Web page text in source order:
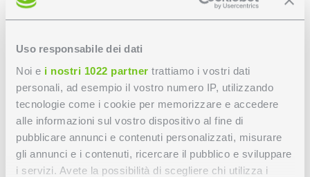
Uso responsabile dei dati
Noi e i nostri 1022 partner trattiamo i vostri dati
personali, ad esempio il vostro numero IP, utilizzando
tecnologie come i cookie per memorizzare e accedere
alle informazioni sul vostro dispositivo al fine di
pubblicare annunci e contenuti personalizzati, misurare
gli annunci e i contenuti, ricercare il pubblico e sviluppare
i servizi. Avete la possibilità di scegliere chi utilizza i
Foglio istruzioni
Dispositivi gestione luce
Personalizza VITESSE